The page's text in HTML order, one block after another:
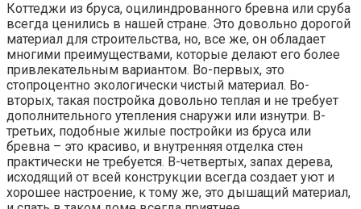
Коттеджи из бруса, оцилиндрованного бревна или сруба
всегда ценились в нашей стране. Это довольно дорогой
материал для строительства, но, все же, он обладает
многими преимуществами, которые делают его более
привлекательным вариантом. Во-первых, это
стопроцентно экологически чистый материал. Во-
вторых, такая постройка довольно теплая и не требует
дополнительного утепления снаружи или изнутри. В-
третьих, подобные жилые постройки из бруса или
бревна – это красиво, и внутренняя отделка стен
практически не требуется. В-четвертых, запах дерева,
исходящий от всей конструкции всегда создает уют и
хорошее настроение, к тому же, это дышащий материал,